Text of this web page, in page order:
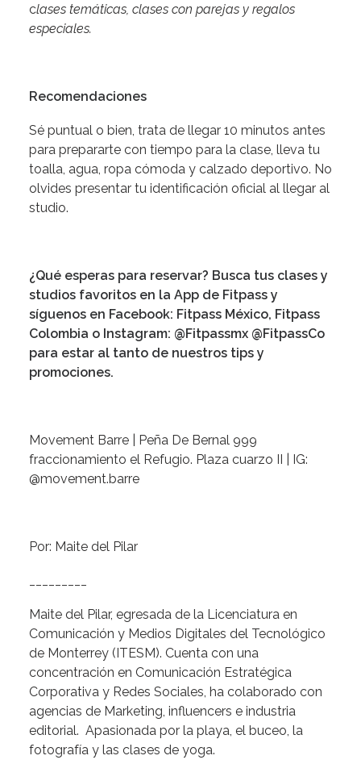
clases temáticas, clases con parejas y regalos
especiales.
Recomendaciones
Sé puntual o bien, trata de llegar 10 minutos antes
para prepararte con tiempo para la clase, lleva tu
toalla, agua, ropa cómoda y calzado deportivo. No
olvides presentar tu identificación oficial al llegar al
studio.
¿Qué esperas para reservar? Busca tus clases y
studios favoritos en la App de Fitpass y
síguenos en Facebook: Fitpass México, Fitpass
Colombia o Instagram: @Fitpassmx @FitpassCo
para estar al tanto de nuestros tips y
promociones.
Movement Barre | Peña De Bernal 999
fraccionamiento el Refugio. Plaza cuarzo II | IG:
@movement.barre
Por: Maite del Pilar
Maite del Pilar, egresada de la Licenciatura en
Comunicación y Medios Digitales del Tecnológico
de Monterrey (ITESM). Cuenta con una
concentración en Comunicación Estratégica
Corporativa y Redes Sociales, ha colaborado con
agencias de Marketing, influencers e industria
editorial. Apasionada por la playa, el buceo, la
fotografía y las clases de yoga.